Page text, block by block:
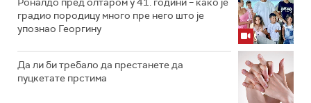
градио породицу много пре него што је
упознао Георгину
Да ли би требало да престанете да
пуцкетате прстима